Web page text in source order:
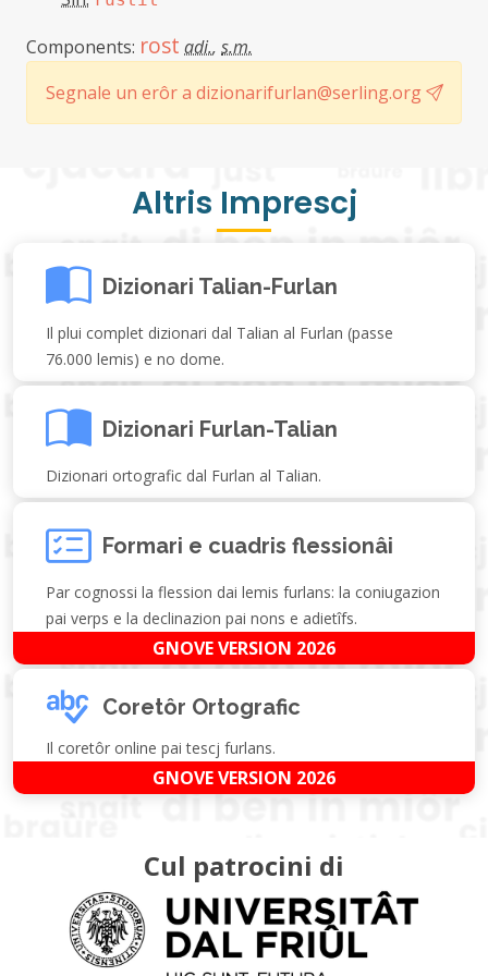
Components: rost adi., s.m.
Segnale un erôr a dizionarifurlan@serling.org
Altris Imprescj
Dizionari Talian-Furlan
Il plui complet dizionari dal Talian al Furlan (passe
76.000 lemis) e no dome.
Dizionari Furlan-Talian
Dizionari ortografic dal Furlan al Talian.
Formari e cuadris flessionâi
Par cognossi la flession dai lemis furlans: la coniugazion
pai verps e la declinazion pai nons e adietîfs.
GNOVE VERSION 2026
Coretôr Ortografic
Il coretôr online pai tescj furlans.
GNOVE VERSION 2026
Cul patrocini di